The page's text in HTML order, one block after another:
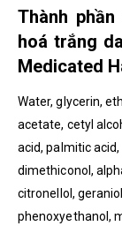
Thành
hoá trắng
Medicated
Water, glycerin,
acetate, cetyl
acid, palmitic
dimethiconol,
citronellol,
phenoxyethanol,